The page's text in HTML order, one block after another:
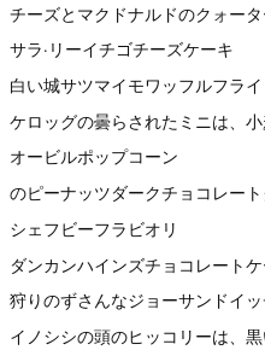
チーズとマクドナルドのクォー
サラ·リーイチゴチーズケーキ
白い城サツマイモワッフルフラ
ケロッグの曇らされたミニは、
オービルポップコーン
のピーナッツダークチョコレー
シェフビーフラビオリ
ダンカンハインズチョコレート
狩りのずさんなジョーサンドイ
イノシシの頭のヒッコリーは、